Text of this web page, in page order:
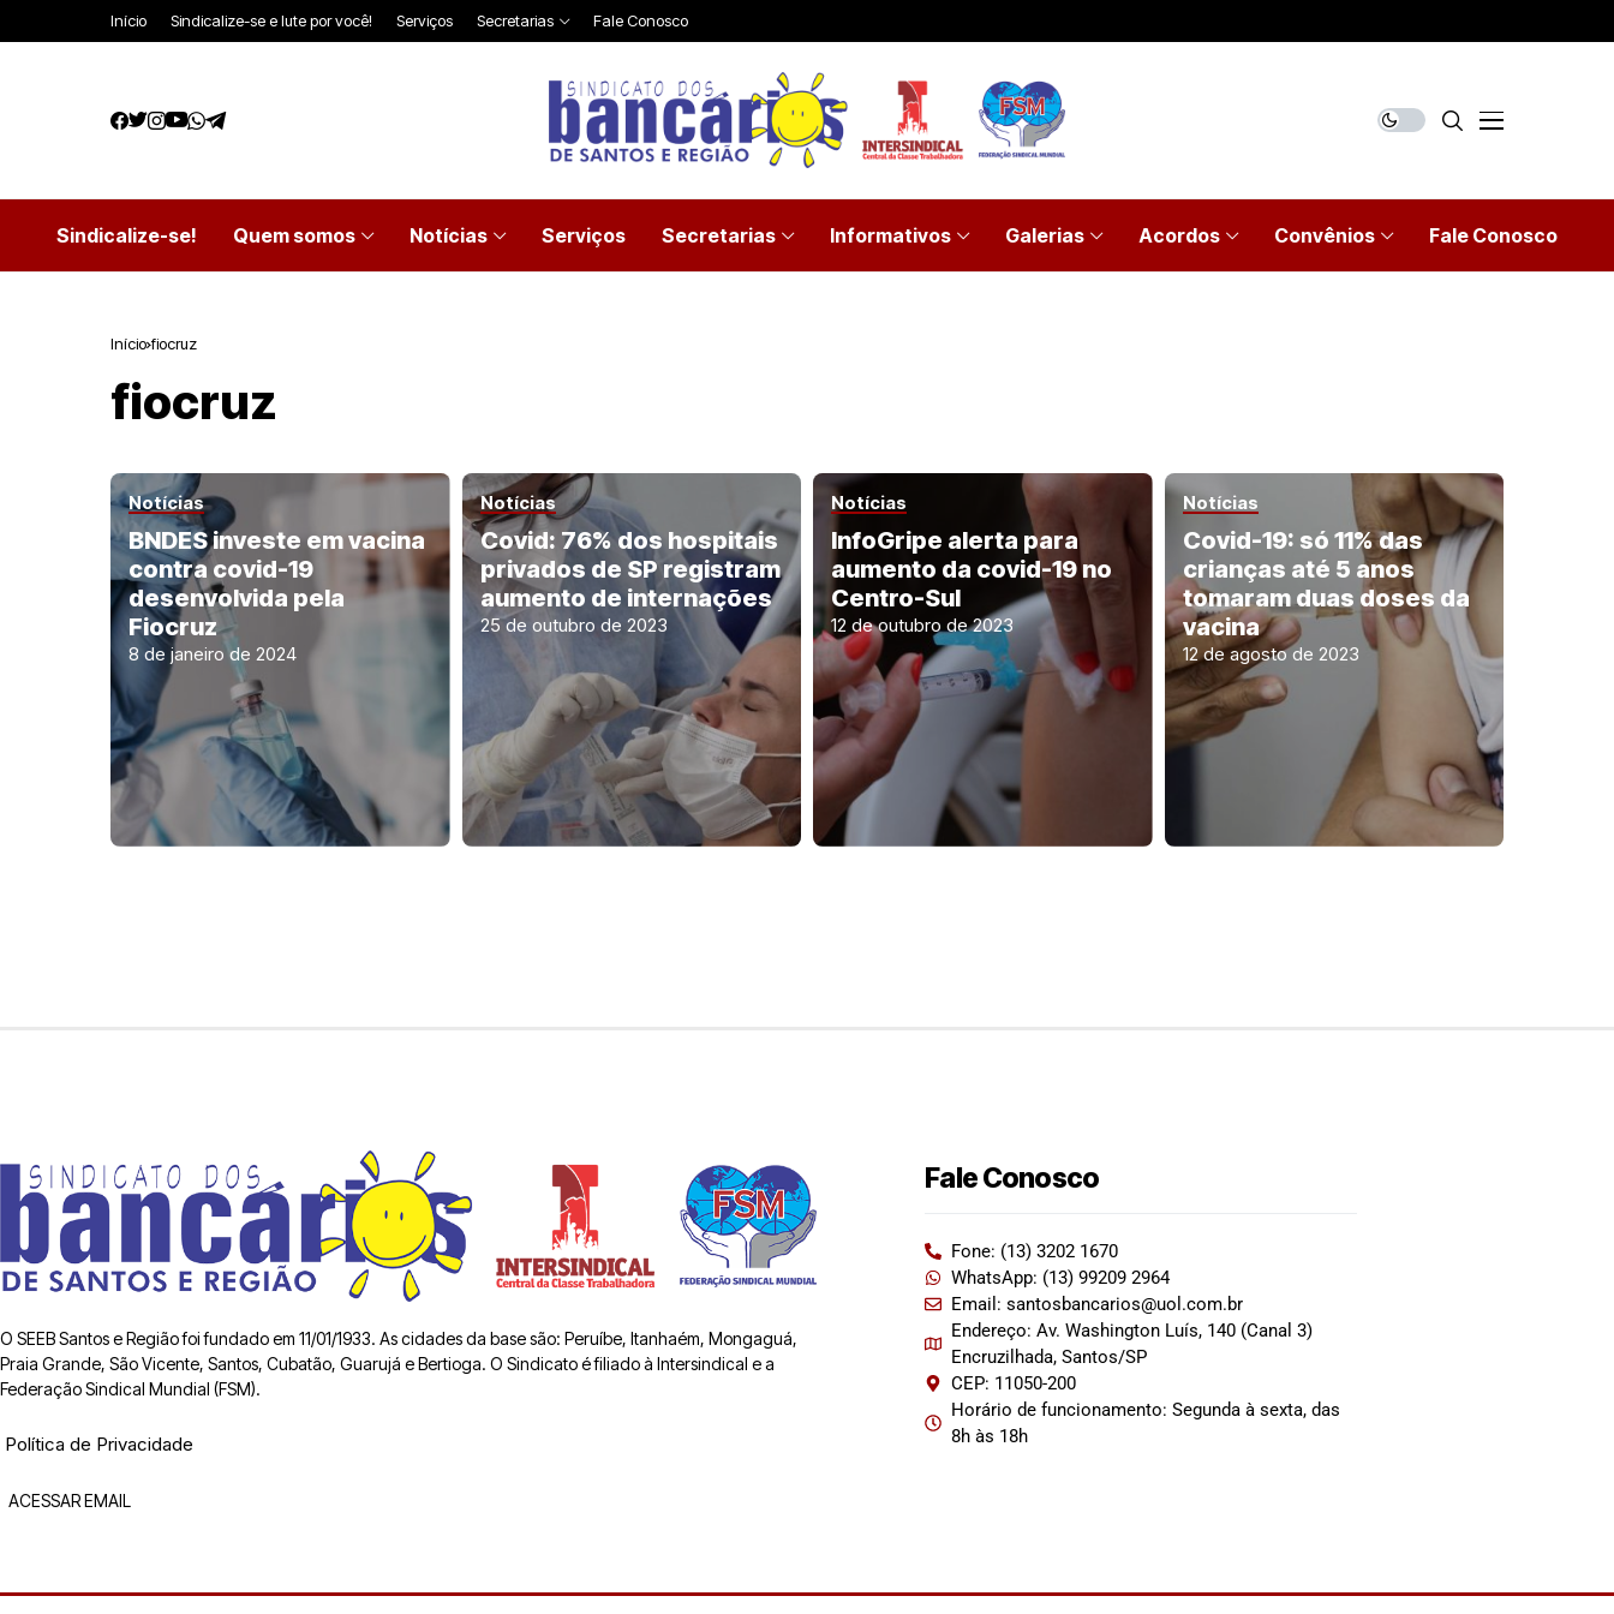
Início Sindicalize-se e lute por você! Serviços Secretarias Fale Conosco
Sindicalize-se! Quem somos Notícias Serviços Secretarias Informativos Galerias Acordos Convênios Fale Conosco
Início fiocruz
fiocruz
Notícias
BNDES investe em vacina
contra covid-19
desenvolvida pela
Fiocruz
8 de janeiro de 2024
Notícias
Covid: 76% dos hospitais
privados de SP registram
aumento de internações
25 de outubro de 2023
Notícias
InfoGripe alerta para
aumento da covid-19 no
Centro-Sul
12 de outubro de 2023
Notícias
Covid-19: só 11% das
crianças até 5 anos
tomaram duas doses da
vacina
12 de agosto de 2023
O SEEB Santos e Região foi fundado em 11/01/1933. As cidades da base são: Peruíbe, Itanhaém, Mongaguá,
Praia Grande, São Vicente, Santos, Cubatão, Guarujá e Bertioga. O Sindicato é filiado à Intersindical e a
Federação Sindical Mundial (FSM).
Política de Privacidade
ACESSAR EMAIL
Fale Conosco
Fone: (13) 3202 1670
WhatsApp: (13) 99209 2964
Email: santosbancarios@uol.com.br
Endereço: Av. Washington Luís, 140 (Canal 3)
Encruzilhada, Santos/SP
CEP: 11050-200
Horário de funcionamento: Segunda à sexta, das
8h às 18h